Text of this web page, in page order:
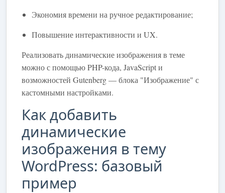
Экономия времени на ручное редактирование;
Повышение интерактивности и UX.
Реализовать динамические изображения в теме
можно с помощью PHP-кода, JavaScript и
возможностей Gutenberg — блока "Изображение" с
кастомными настройками.
Как добавить
динамические
изображения в тему
WordPress: базовый
пример